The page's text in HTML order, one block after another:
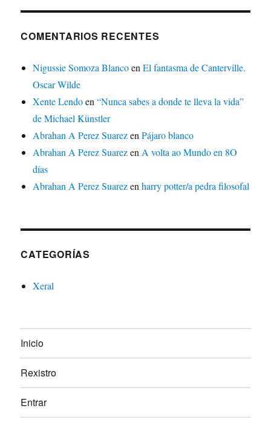
COMENTARIOS RECENTES
Nigussie Somoza BlancoenEl fantasma de Canterville.
Oscar Wilde
Xente Lendoen“Nunca sabes a donde te lleva la vida”
de Michael Künstler
Abrahan A Perez SuarezenPájaro blanco
Abrahan A Perez Suarezen A volta ao Mundo en 8O
días
Abrahan A Perez Suarezenharry potter/a pedra filosofal
CATEGORÍAS
Xeral
Inicio
Rexistro
Entrar